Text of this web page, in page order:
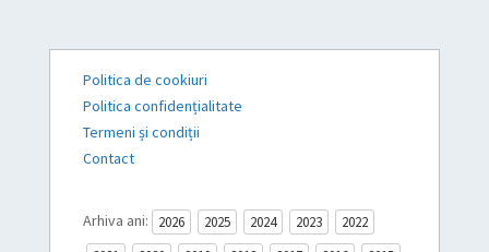
Politica de cookiuri
Politica confidențialitate
Termeni și condiții
Contact
Arhiva ani: 2026 2025 2024 2023
2022